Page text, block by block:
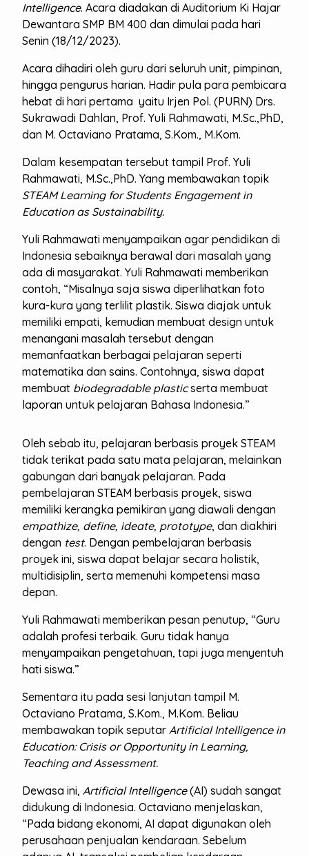
Intelligence. Acara diadakan di Auditorium Ki Hajar
Dewantara SMP BM 400 dan dimulai pada hari
Senin (18/12/2023).
Acara dihadiri oleh guru dari seluruh unit, pimpinan,
hingga pengurus harian. Hadir pula para pembicara
hebat di hari pertama yaitu Irjen Pol. (PURN) Drs.
Sukrawadi Dahlan, Prof. Yuli Rahmawati, M.Sc.,PhD,
dan M. Octaviano Pratama, S.Kom., M.Kom.
Dalam kesempatan tersebut tampil Prof. Yuli
Rahmawati, M.Sc.,PhD. Yang membawakan topik
STEAM Learning for Students Engagement in
Education as Sustainability.
Yuli Rahmawati menyampaikan agar pendidikan di
Indonesia sebaiknya berawal dari masalah yang
ada di masyarakat. Yuli Rahmawati memberikan
contoh, “Misalnya saja siswa diperlihatkan foto
kura-kura yang terlilit plastik. Siswa diajak untuk
memiliki empati, kemudian membuat design untuk
menangani masalah tersebut dengan
memanfaatkan berbagai pelajaran seperti
matematika dan sains. Contohnya, siswa dapat
membuat biodegradable plasticserta membuat
laporan untuk pelajaran Bahasa Indonesia.”
Oleh sebab itu, pelajaran berbasis proyek STEAM
tidak terikat pada satu mata pelajaran, melainkan
gabungan dari banyak pelajaran. Pada
pembelajaran STEAM berbasis proyek, siswa
memiliki kerangka pemikiran yang diawali dengan
empathize, define, ideate, prototype, dan diakhiri
dengan test. Dengan pembelajaran berbasis
proyek ini, siswa dapat belajar secara holistik,
multidisiplin, serta memenuhi kompetensi masa
depan.
Yuli Rahmawati memberikan pesan penutup, “Guru
adalah profesi terbaik. Guru tidak hanya
menyampaikan pengetahuan, tapi juga menyentuh
hati siswa.”
Sementara itu pada sesi lanjutan tampil M.
Octaviano Pratama, S.Kom., M.Kom. Beliau
membawakan topik seputarArtificial Intelligence in
Education: Crisis or Opportunity in Learning,
Teaching and Assessment.
Dewasa ini,Artificial Intelligence(AI) sudah sangat
didukung di Indonesia. Octaviano menjelaskan,
“Pada bidang ekonomi, AI dapat digunakan oleh
perusahaan penjualan kendaraan. Sebelum